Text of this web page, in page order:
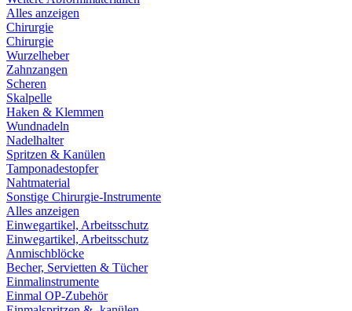
Alles anzeigen
Chirurgie
Chirurgie
Wurzelheber
Zahnzangen
Scheren
Skalpelle
Haken & Klemmen
Wundnadeln
Nadelhalter
Spritzen & Kanülen
Tamponadestopfer
Nahtmaterial
Sonstige Chirurgie-Instrumente
Alles anzeigen
Einwegartikel, Arbeitsschutz
Einwegartikel, Arbeitsschutz
Anmischblöcke
Becher, Servietten & Tücher
Einmalinstrumente
Einmal OP-Zubehör